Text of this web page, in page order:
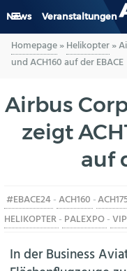
News Veranstaltungen
GENERAL AVIATION
LUFTVERKEHR
INDUSTRIE
Homepage»Helikopter»
und ACH160 auf der EBACE
Airbus
zeigt
auf
#EBACE24-ACH160 -
HELIKOPTER- PALEXPO-
In der Business